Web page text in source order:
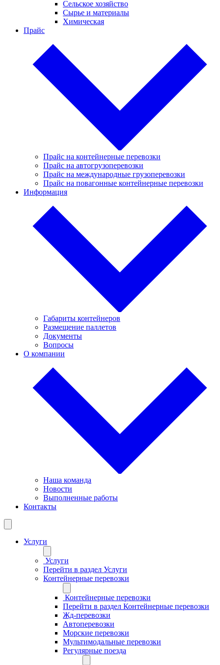
Сельское хозяйство
Сырье и материалы
Химическая
Прайс
Прайс на контейнерные перевозки
Прайс на автогрузоперевозки
Прайс на международные грузоперевозки
Прайс на повагонные контейнерные перевозки
Информация
Габариты контейнеров
Размещение паллетов
Документы
Вопросы
О компании
Наша команда
Новости
Выполненные работы
Контакты
Услуги
Услуги
Перейти в раздел Услуги
Контейнерные перевозки
Контейнерные перевозки
Перейти в раздел Контейнерные перевозки
Жд-перевозки
Автоперевозки
Морские перевозки
Мультимодальные перевозки
Регулярные поезда